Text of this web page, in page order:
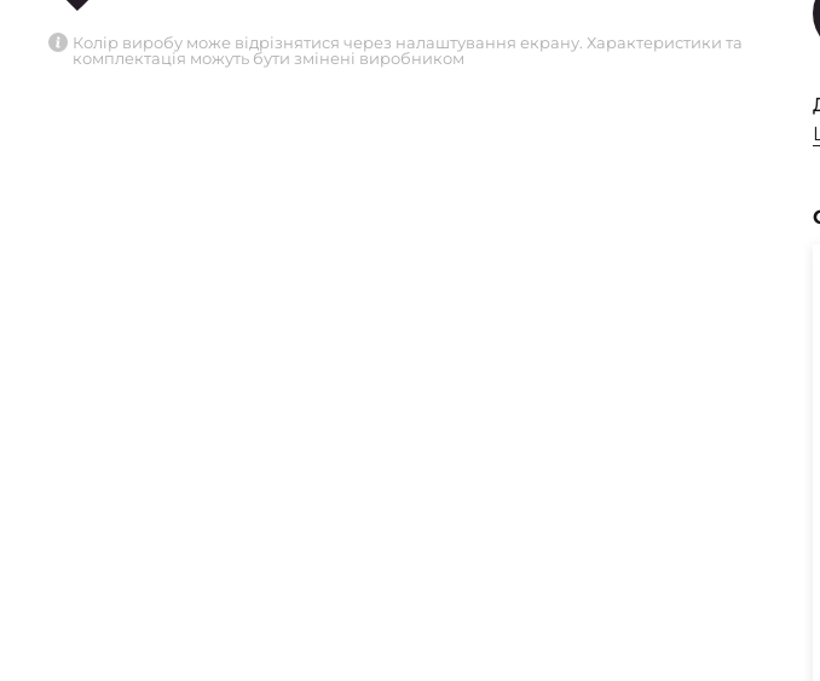
Колір виробу може відрізнятися через налаштування екрану. Характеристики та
комплектація можуть бути змінені виробником